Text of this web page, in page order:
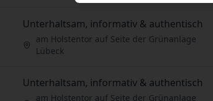
Unterhaltsam, informativ & authentisch
am Holstentor auf Seite der Grünanlage
Lübeck
Unterhaltsam, informativ & authentisch
am Holstentor auf Seite der Grünanlage